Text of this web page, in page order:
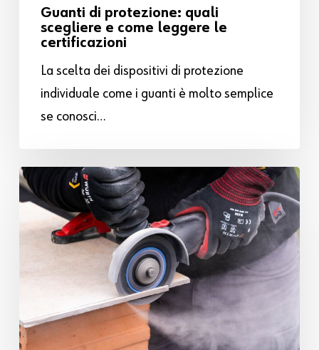
Guanti di protezione: quali
scegliere e come leggere le
certificazioni
La scelta dei dispositivi di protezione
individuale come i guanti è molto semplice
se conosci…